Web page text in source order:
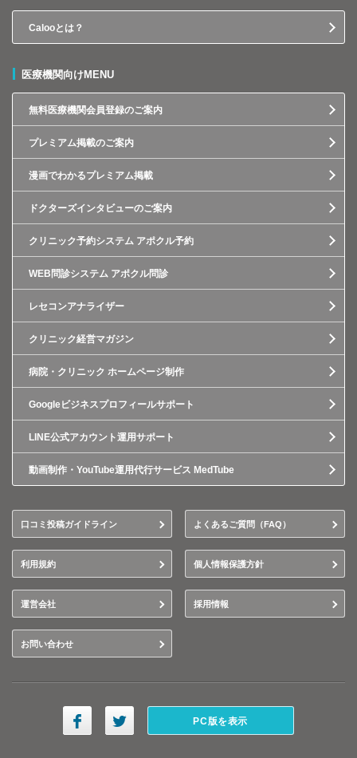
Calooとは？
医療機関向けMENU
無料医療機関会員登録のご案内
プレミアム掲載のご案内
漫画でわかるプレミアム掲載
ドクターズインタビューのご案内
クリニック予約システム アポクル予約
WEB問診システム アポクル問診
レセコンアナライザー
クリニック経営マガジン
病院・クリニック ホームページ制作
Googleビジネスプロフィールサポート
LINE公式アカウント運用サポート
動画制作・YouTube運用代行サービス MedTube
口コミ投稿ガイドライン よくあるご質問（FAQ）
利用規約 個人情報保護方針
運営会社 採用情報
お問い合わせ
PC版を表示